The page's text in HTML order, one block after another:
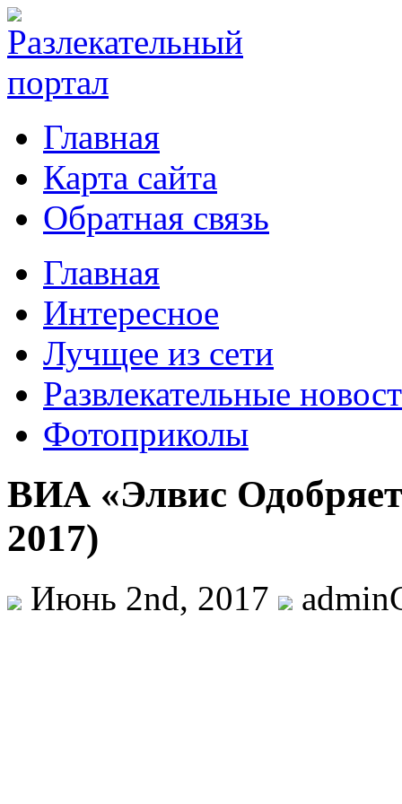
Главная
Карта сайта
Обратная связь
Главная
Интересное
Лучщее из сети
Развлекательные
Фотоприколы
ВИА «Элвис
2017)
Июнь 2nd, 2017